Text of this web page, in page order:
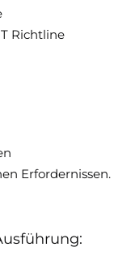
Richtline
Erfordernissen.